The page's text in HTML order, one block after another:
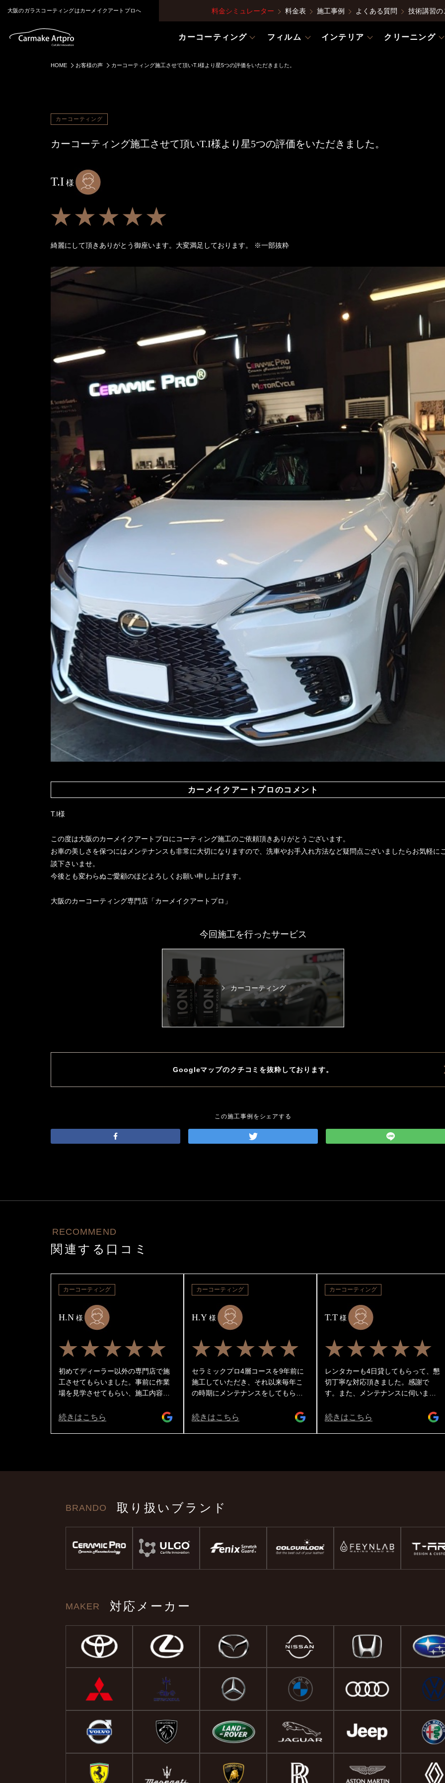
大阪のガラスコーティングはカーメイクアートプロへ 料金シミュレーター 料金表 施工事例 よくある質問 技術講習の
カーコーティング フィルム インテリア クリーニング
HOME お客様の声 カーコーティング施工させて頂いT.I様より星5つの評価をいただきました。
カーコーティング
カーコーティング施工させて頂いT.I様より星5つの評価をいただきました。
T.I 様
★★★★★
綺麗にして頂きありがとう御座います。大変満足しております。 ※一部抜粋
カーメイクアートプロのコメント
T.I様
この度は大阪のカーメイクアートプロにコーティング施工のご依頼頂きありがとうございます。
お車の美しさを保つにはメンテナンスも非常に大切になりますので、洗車やお手入れ方法など疑問点ございましたらお気軽に
談下さいませ。
今後とも変わらぬご愛顧のほどよろしくお願い申し上げます。
大阪のカーコーティング専門店「カーメイクアートプロ」
今回施工を行ったサービス
カーコーティング
Googleマップのクチコミを抜粋しております。
この施工事例をシェアする
RECOMMEND
関連する口コミ
カーコーティング
H.N 様
★★★★★
初めてディーラー以外の専門店で施
工させてもらいました。事前に作業
場を見学させてもらい、施工内容に
ました。仕上がりがとても美しく、
続きはこちら
カーコーティング
H.Y 様
★★★★★
セラミックプロ4層コースを9年前に
施工していただき、それ以来毎年こ
の時期にメンテナンスをしてもらっ
ナンスとライトポリッシュメンテナ
は息を軽く吹きかけるだけで飛んで
す👍 室内も完璧にキレイにしてくれ
ます！ 私はガラス全面の撥水コーテ
も不安なく走れます。水弾きを楽し
ルの汚れは濡らしたタオルを絞らず
てくれますし、お店（作業してると
ころも少し見えます）の雰囲気もす
ごくいいです👌 これからもよろしく
お願いします！
続きはこちら
カーコーティング
T.T様
★★★★★
レンタカーも4日貸してもらって、懇
切丁寧な対応頂きました。感謝で
す。また、メンテナンスに伺いま
続きはこちら
BRANDO 取り扱いブランド
MAKER 対応メーカー